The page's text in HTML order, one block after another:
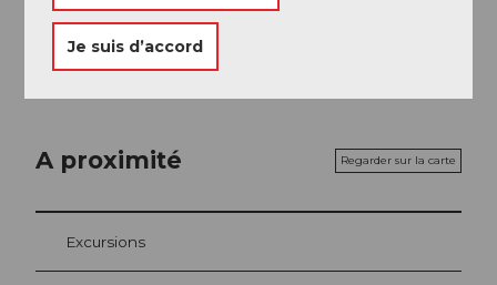
possibilités de restauration.
A proximité Regarder sur la carte
Excursions
Je suis d’accord